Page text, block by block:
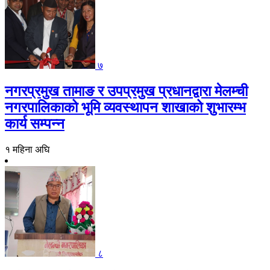
७
नगरप्रमुख तामाङ र उपप्रमुख प्रधानद्वारा मेलम्ची
नगरपालिकाको भूमि व्यवस्थापन शाखाको शुभारम्भ
कार्य सम्पन्न
१ महिना अघि
८